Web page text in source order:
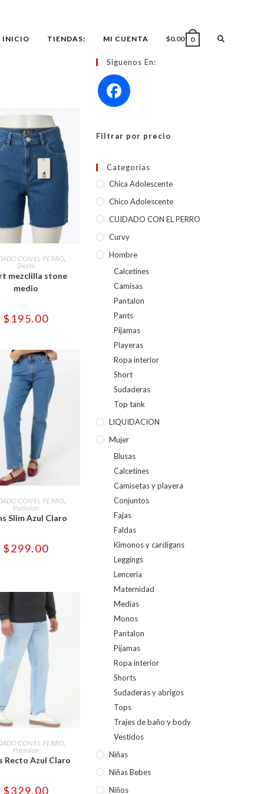
INICIO TIENDAS: MI CUENTA $0.00 0 ALTERNAR
OPCIONES
Este
producto
tiene
múltiples
variantes.
Las
pueden
elegir
de
producto
CON EL PERRO,
Shorts
mezclilla stone
medio
$ 195.00
OPCIONES
Este
producto
tiene
múltiples
variantes.
se
pueden
producto
CON EL PERRO,
Pantalon
Slim Azul Claro
$299.00
OPCIONES
producto
tiene
múltiples
variantes.
se
CON EL PERRO,
Pantalon
Recto Azul Claro
$329.00
Siguenos En:
Filtrar por precio
Categorias
Chica Adolescente
Chico Adolescente
CUIDADO CON EL PERRO
Curvy
Hombre
Calcetines
Camisas
Pantalon
Pants
Pijamas
Playeras
Ropa interior
Short
Sudaderas
Top tank
LIQUIDACION
Mujer
Blusas
Calcetines
Camisetas y playera
Conjuntos
Fajas
Faldas
Kimonos y cardigans
Leggings
Lenceria
Maternidad
Medias
Monos
Pantalon
Pijamas
Ropa interior
Shorts
Sudaderas y abrigos
Tops
Trajes de baño y body
Vestidos
Niñas
Niñas Bebes
Niños